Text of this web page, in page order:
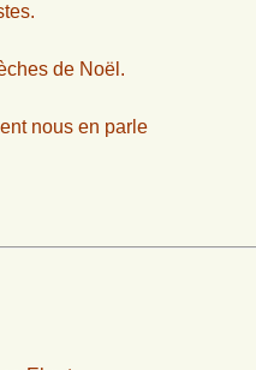
de Noël.
nous en parle